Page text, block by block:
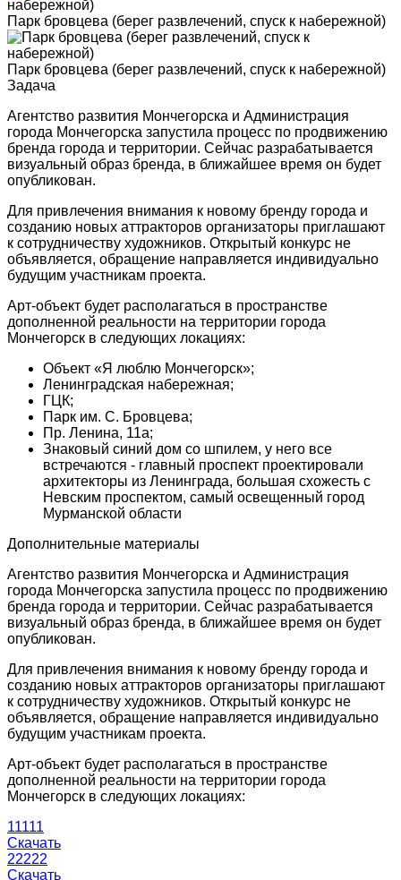
Парк бровцева (берег развлечений, спуск к набережной)
Парк бровцева (берег развлечений, спуск к набережной)
Задача
Агентство развития Мончегорска и Администрация
города Мончегорска запустила процесс по продвижению
бренда города и территории. Сейчас разрабатывается
визуальный образ бренда, в ближайшее время он будет
опубликован.
Для привлечения внимания к новому бренду города и
созданию новых аттракторов организаторы приглашают
к сотрудничеству художников. Открытый конкурс не
объявляется, обращение направляется индивидуально
будущим участникам проекта.
Арт-объект будет располагаться в пространстве
дополненной реальности на территории города
Мончегорск в следующих локациях:
Объект «Я люблю Мончегорск»;
Ленинградская набережная;
ГЦК;
Парк им. С. Бровцева;
Пр. Ленина, 11а;
Знаковый синий дом со шпилем, у него все
встречаются - главный проспект проектировали
архитекторы из Ленинграда, большая схожесть с
Невским проспектом, самый освещенный город
Мурманской области
Дополнительные материалы
Агентство развития Мончегорска и Администрация
города Мончегорска запустила процесс по продвижению
бренда города и территории. Сейчас разрабатывается
визуальный образ бренда, в ближайшее время он будет
опубликован.
Для привлечения внимания к новому бренду города и
созданию новых аттракторов организаторы приглашают
к сотрудничеству художников. Открытый конкурс не
объявляется, обращение направляется индивидуально
будущим участникам проекта.
Арт-объект будет располагаться в пространстве
дополненной реальности на территории города
Мончегорск в следующих локациях:
11111
Скачать
22222
Скачать